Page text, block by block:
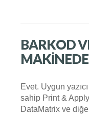
BARKOD
Evet. Uygun
sahip Print &
DataMatrix ve